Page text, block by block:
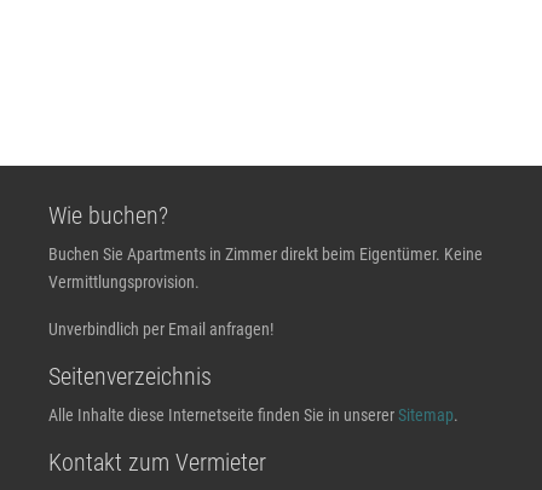
Wie buchen?
Buchen Sie Apartments in Zimmer direkt beim Eigentümer. Keine
Vermittlungsprovision.
Unverbindlich per Email anfragen!
Seitenverzeichnis
Alle Inhalte diese Internetseite finden Sie in unsererSitemap.
Kontakt zum Vermieter